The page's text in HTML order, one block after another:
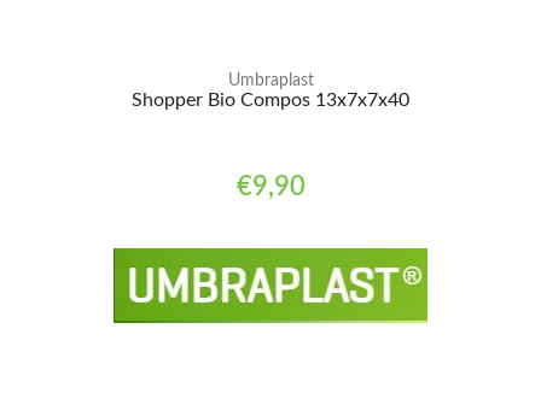
Umbraplast
Shopper Bio Compos 13x7x7x40
€9,90